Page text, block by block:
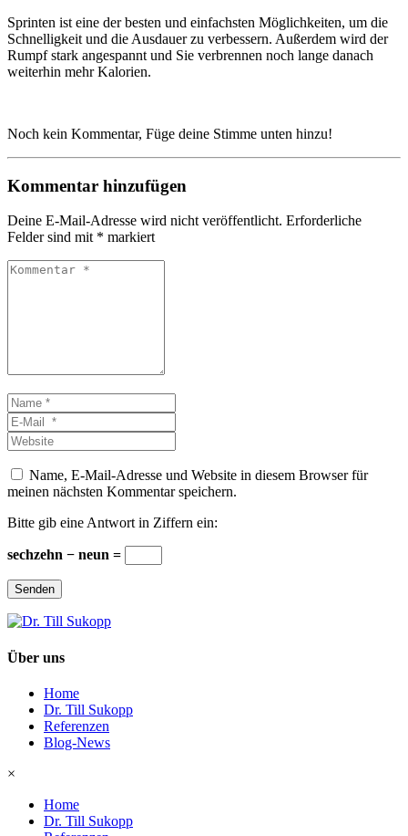
Sprinten ist eine der besten und einfachsten Möglichkeiten, um die
Schnelligkeit und die Ausdauer zu verbessern. Außerdem wird der
Rumpf stark angespannt und Sie verbrennen noch lange danach
weiterhin mehr Kalorien.
Noch kein Kommentar, Füge deine Stimme unten hinzu!
Kommentar hinzufügen
Deine E-Mail-Adresse wird nicht veröffentlicht. Erforderliche
Felder sind mit * markiert
Kommentar
Name
*E-
Mail
*
Website
Name, E-Mail-Adresse und Website in diesem Browser für
meinen nächsten Kommentar speichern.
Bitte gib eine Antwort in Ziffern ein:
sechzehn − neun =
Senden
Über uns
Home
Dr. Till Sukopp
Referenzen
Blog-News
×
Home
Dr. Till Sukopp